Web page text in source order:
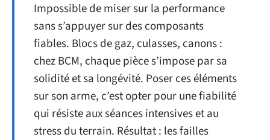
Impossible de miser sur la performance
sans s’appuyer sur des composants
fiables. Blocs de gaz, culasses, canons :
chez BCM, chaque pièce s’impose par sa
solidité et sa longévité. Poser ces éléments
sur son arme, c’est opter pour une fiabilité
qui résiste aux séances intensives et au
stress du terrain. Résultat : les failles